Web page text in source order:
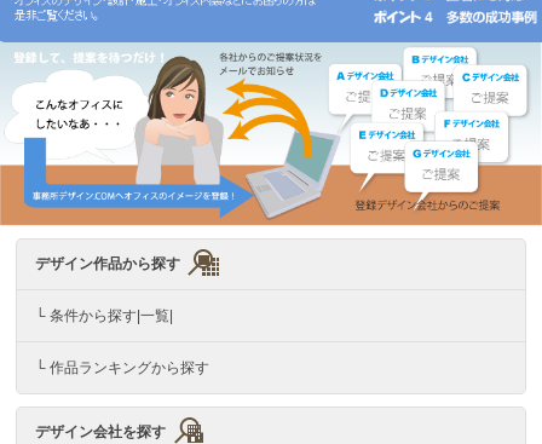
デザイン作品から探す
└ 条件から探す|一覧|
└ 作品ランキングから探す
デザイン会社を探す